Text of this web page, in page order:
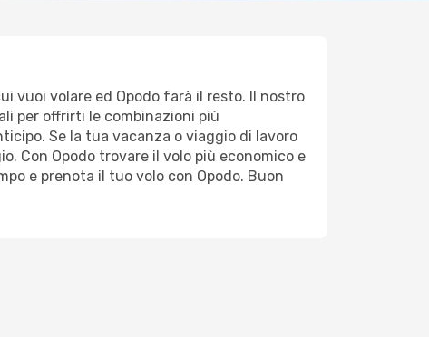
vuoi volare ed Opodo farà il resto. Il nostro
per offrirti le combinazioni più
Se la tua vacanza o viaggio di lavoro
Con Opodo trovare il volo più economico e
e prenota il tuo volo con Opodo. Buon